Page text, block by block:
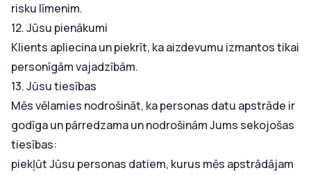
risku līmenim.
12. Jūsu pienākumi
Klients apliecina un piekrīt, ka aizdevumu izmantos tikai
personīgām vajadzībām.
13. Jūsu tiesības
Mēs vēlamies nodrošināt, ka personas datu apstrāde ir
godīga un pārredzama un nodrošinām Jums sekojošas
tiesības:
piekļūt Jūsu personas datiem, kurus mēs apstrādājam